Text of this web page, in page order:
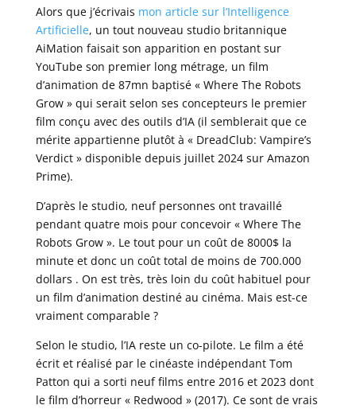
Alors que j’écrivais mon article sur l’Intelligence
Artificielle, un tout nouveau studio britannique
AiMation faisait son apparition en postant sur
YouTube son premier long métrage, un film
d’animation de 87mn baptisé « Where The Robots
Grow » qui serait selon ses concepteurs le premier
film conçu avec des outils d’IA (il semblerait que ce
mérite appartienne plutôt à « DreadClub: Vampire’s
Verdict » disponible depuis juillet 2024 sur Amazon
Prime).
D’après le studio, neuf personnes ont travaillé
pendant quatre mois pour concevoir « Where The
Robots Grow ». Le tout pour un coût de 8000$ la
minute et donc un coût total de moins de 700.000
dollars . On est très, très loin du coût habituel pour
un film d’animation destiné au cinéma. Mais est-ce
vraiment comparable ?
Selon le studio, l’IA reste un co-pilote. Le film a été
écrit et réalisé par le cinéaste indépendant Tom
Patton qui a sorti neuf films entre 2016 et 2023 dont
le film d’horreur « Redwood » (2017). Ce sont de vrais